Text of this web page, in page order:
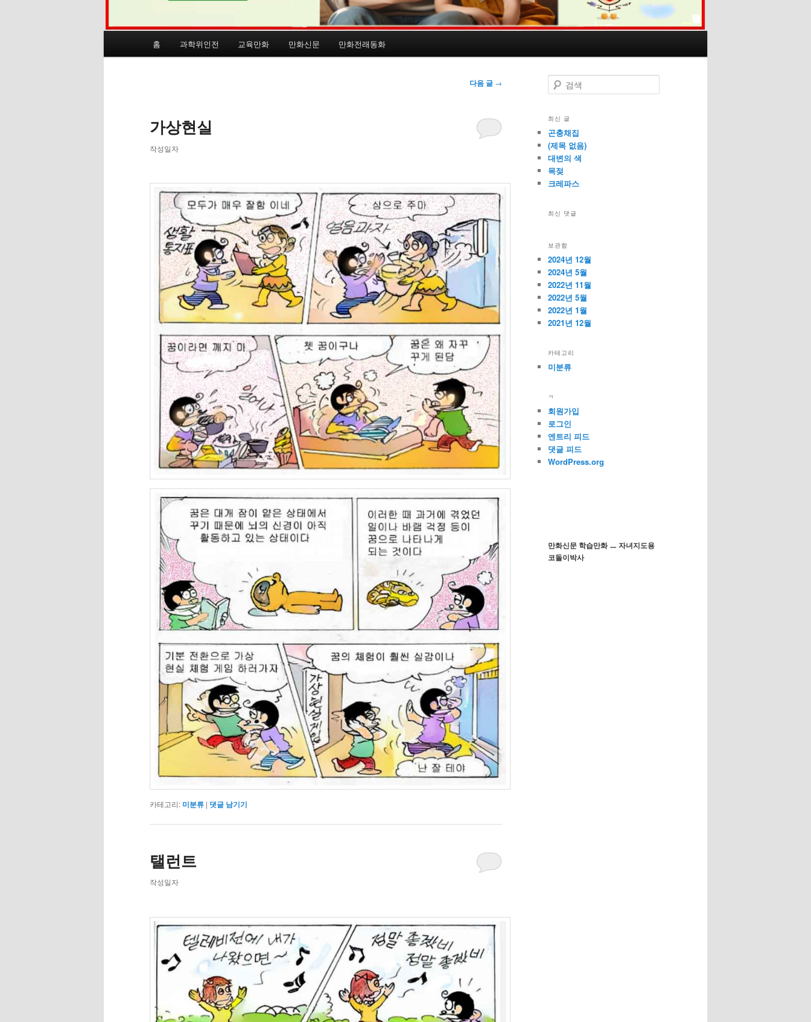
홈 과학위인전 교육만화 만화신문 만화전래동화
게
션
다음 글 →
가상현실
작성일자
카테고리: 미분류 | 댓글 남기기
탤런트
작성일자
검
색
최신 글
곤충채집
(제목 없음)
대변의 색
목젖
크레파스
최신 댓글
보관함
2024년 12월
2024년 5월
2022년 11월
2022년 5월
2022년 1월
2021년 12월
카테고리
미분류
ㅋ
회원가입
로그인
엔트리 피드
댓글 피드
WordPress.org
만화신문 학습만화 ㅡ 자녀지도용
코돌이박사